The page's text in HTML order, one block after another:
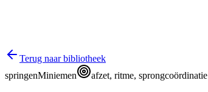
Terug naar bibliotheek
springenMiniemen afzet, ritme, sprongcoördinatie